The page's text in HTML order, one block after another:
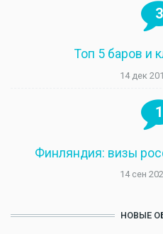
3
Топ 5 баров и
14 дек
1
Финляндия: визы
14 сен
НОВЫЕ